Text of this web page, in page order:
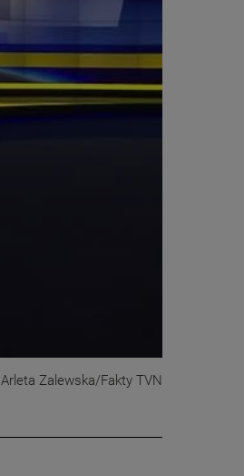
Arleta Zalewska/Fakty TVN